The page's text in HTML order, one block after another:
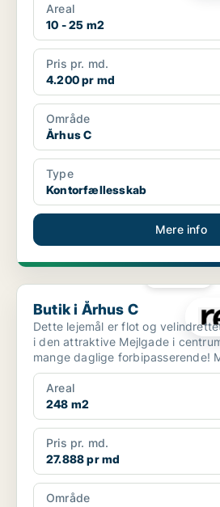
Areal
10 - 25 m2
Pris pr. md.
4.200 pr md
Område
Århus C
Type
Kontorfællesskab
Mere info
Butik i Århus C
Butik i Århus C
Dette lejemål er flot og
i den attraktive Mejlgade i
mange daglige forbipasserende!
Areal
248 m2
Pris pr. md.
27.888 pr md
Område